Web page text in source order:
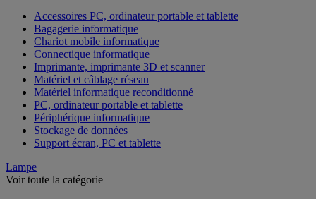
Accessoires PC, ordinateur portable et tablette
Bagagerie informatique
Chariot mobile informatique
Connectique informatique
Imprimante, imprimante 3D et scanner
Matériel et câblage réseau
Matériel informatique reconditionné
PC, ordinateur portable et tablette
Périphérique informatique
Stockage de données
Lampe